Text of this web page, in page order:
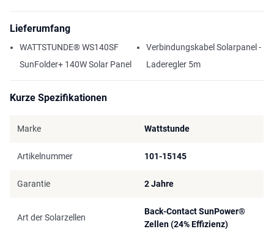
Lieferumfang
WATTSTUNDE® WS140SF
SunFolder+ 140W Solar Panel
Verbindungskabel Solarpanel -
Laderegler 5m
Kurze Spezifikationen
Marke Wattstunde
Artikelnummer 101-15145
Garantie 2 Jahre
Art der Solarzellen
Back-Contact SunPower®
Zellen (24% Effizienz)